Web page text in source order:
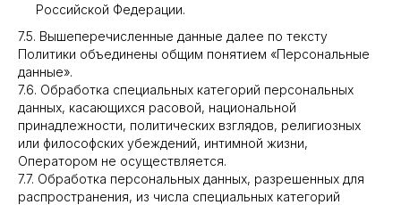
Российской Федерации.
7.5. Вышеперечисленные данные далее по тексту
Политики объединены общим понятием «Персональные
данные».
7.6. Обработка специальных категорий персональных
данных, касающихся расовой, национальной
принадлежности, политических взглядов, религиозных
или философских убеждений, интимной жизни,
Оператором не осуществляется.
7.7. Обработка персональных данных, разрешенных для
распространения, из числа специальных категорий